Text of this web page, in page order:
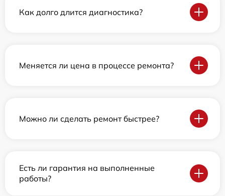
Как долго длится диагностика?
Меняется ли цена в процессе ремонта?
Можно ли сделать ремонт быстрее?
Есть ли гарантия на выполненные
работы?